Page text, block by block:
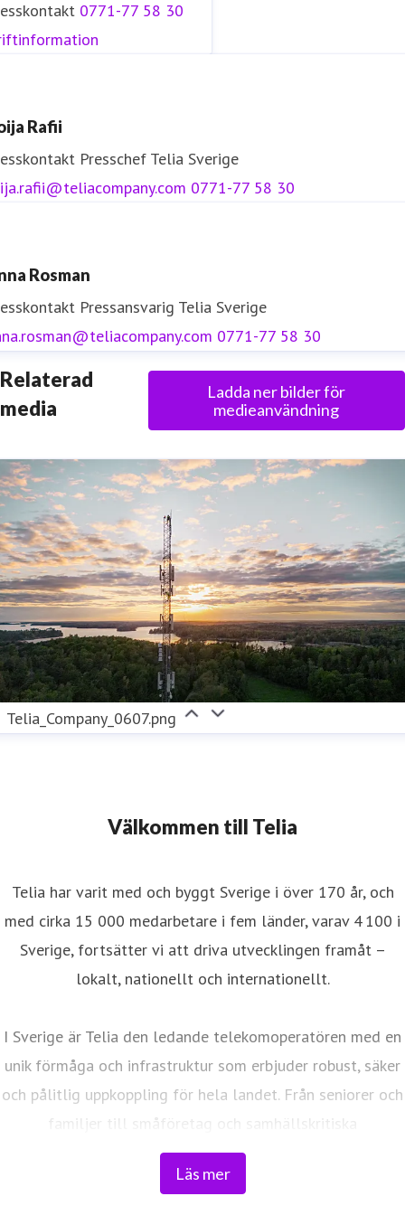
0771-77 58 30
Rafii
Presschef Telia Sverige
0771-77 58 30
Rosman
Pressansvarig Telia Sverige
0771-77 58 30
Relaterad
media
Ladda ner bilder för
medieanvändning
Telia_Company_0607.png
Välkommen till Telia
Läs mer
Telia har varit med och byggt Sverige i över 170 år, och
med cirka 15 000 medarbetare i fem länder, varav 4 100 i
Sverige, fortsätter vi att driva utvecklingen framåt –
lokalt, nationellt och internationellt.
I Sverige är Telia den ledande telekomoperatören med en
unik förmåga och infrastruktur som erbjuder robust, säker
och pålitlig uppkoppling för hela landet. Från seniorer och
familjer till småföretag och samhällskritiska
verksamheter. Vi möjliggör digitaliseringens kraft i
vardagen och är en del av Sveriges totalförsvar. Med